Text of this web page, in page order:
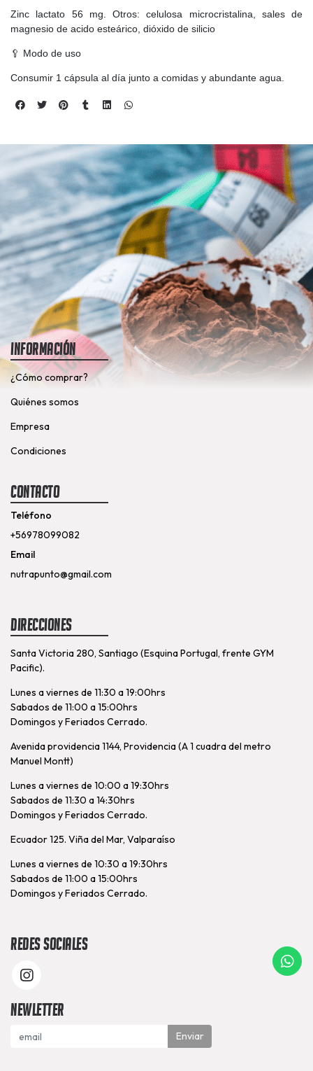
Zinc lactato 56 mg. Otros: celulosa microcristalina, sales de
magnesio de acido esteárico, dióxido de silicio
🥄 Modo de uso
Consumir 1 cápsula al día junto a comidas y abundante agua.
Información
¿Cómo comprar?
Quiénes somos
Empresa
Condiciones
Contacto
Teléfono
+56978099082
Email
nutrapunto@gmail.com
Direcciones
Santa Victoria 280, Santiago (Esquina Portugal, frente GYM
Pacific).
Lunes a viernes de 11:30 a 19:00hrs
Sabados de 11:00 a 15:00hrs
Domingos y Feriados Cerrado.
Avenida providencia 1144, Providencia (A 1 cuadra del metro
Manuel Montt)
Lunes a viernes de 10:00 a 19:30hrs
Sabados de 11:30 a 14:30hrs
Domingos y Feriados Cerrado.
Ecuador 125. Viña del Mar, Valparaíso
Lunes a viernes de 10:30 a 19:30hrs
Sabados de 11:00 a 15:00hrs
Domingos y Feriados Cerrado.
Redes Sociales
Newletter
Enviar